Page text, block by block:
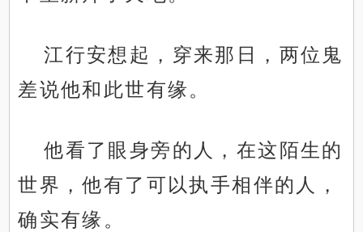
江行安想起，穿来那日，两位鬼
差说他和此世有缘。
他看了眼身旁的人，在这陌生的
世界，他有了可以执手相伴的人，
确实有缘。